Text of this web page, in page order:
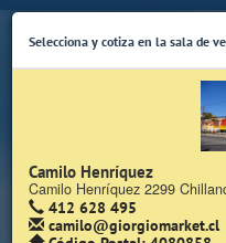
(Whatsapp Sólo de
Selecciona y cotiza en la sala de
Camilo Henríquez
Camilo Henríquez 2299
412 628 495
camilo@giorgiomarket.cl